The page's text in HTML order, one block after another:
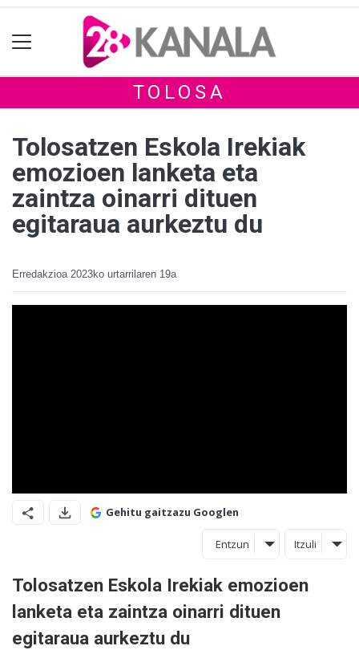
TOLOSA
Tolosatzen Eskola Irekiak
emozioen lanketa eta
zaintza oinarri dituen
egitaraua aurkeztu du
Erredakzioa 2023ko urtarrilaren 19a
Gehitu gaitzazu Googlen
Entzun Itzuli
Tolosatzen Eskola Irekiak emozioen
lanketa eta zaintza oinarri dituen
egitaraua aurkeztu du